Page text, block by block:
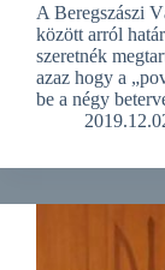
A Beregszászi
között arról
szeretnék
azaz hogy a
be a négy